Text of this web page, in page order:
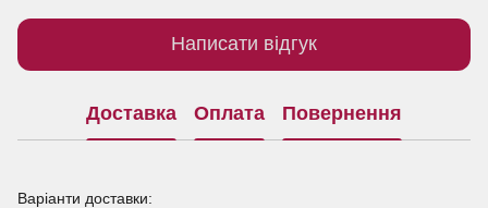
Написати відгук
Доставка Оплата Повернення
Варіанти доставки: